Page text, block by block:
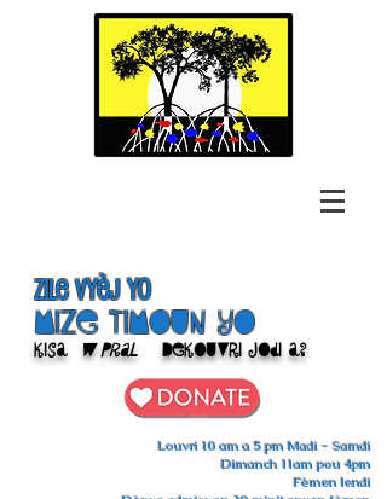
Zile Vyèj yo
Mize Timoun yo
Kisa w pral Dekouvri jodi a?
Louvri 10 am a 5 pm Madi - Samdi
Dimanch 11am pou 4pm
Fèmen lendi